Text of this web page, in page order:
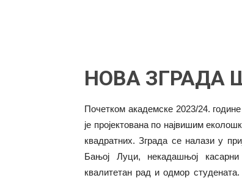
НОВА ЗГРАДА
Почетком академске 2023/24.
је пројектована по највишим
квадратних. Зграда се налази у
Бањој Луци, некадашњој
квалитетан рад и одмор